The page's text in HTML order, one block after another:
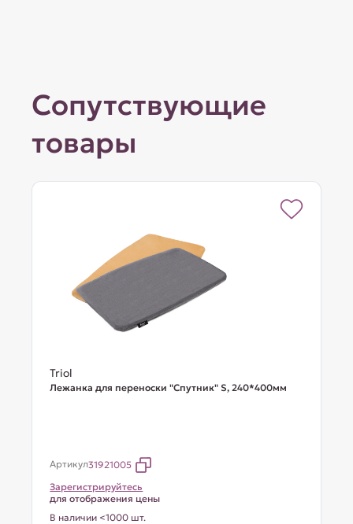
Сопутствующие
товары
Triol
Лежанка для переноски "Спутник" S, 240*400мм
Артикул31921005
Зарегистрируйтесь
для отображения цены
В наличии <1000 шт.